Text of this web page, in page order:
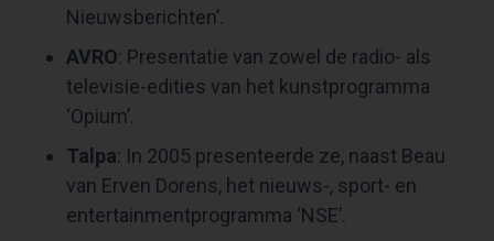
Nieuwsberichten’.
AVRO: Presentatie van zowel de radio- als
televisie-edities van het kunstprogramma
‘Opium’. ​
Talpa: In 2005 presenteerde ze, naast Beau
van Erven Dorens, het nieuws-, sport- en
entertainmentprogramma ‘NSE’.